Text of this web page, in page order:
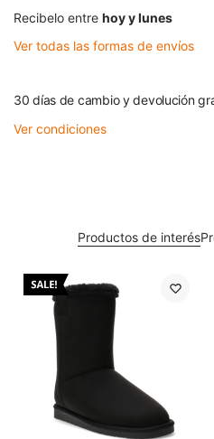
Recibelo entre hoy y lunes
Ver todas las formas de envíos
30 días de cambio y devolución
Ver condiciones
Productos de interés